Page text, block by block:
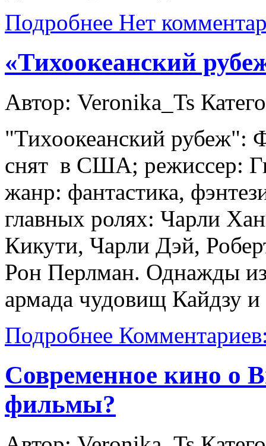
Подробнее Нет
«Тихоокеанский
Автор: Veronika_Ts
"Тихоокеанский рубеж":
снят в США; режиссер:
жанр: фантастика,
главных ролях: Чарли
Кикути, Чарли Дэй,
Рон Перлман. Однажды
армада чудовищ Кайдзу и
Подробнее
Современное кино о
фильмы?